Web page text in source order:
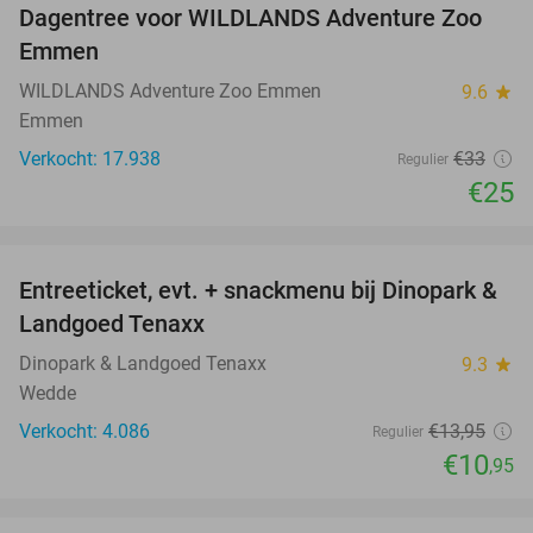
24%
Dagentree voor WILDLANDS Adventure Zoo
Emmen
WILDLANDS Adventure Zoo Emmen 9.6 star
Emmen
Verkocht: 17.938
Regulier €33
€25
22%
Entreeticket, evt. + snackmenu bij Dinopark &
Landgoed Tenaxx
Dinopark & Landgoed Tenaxx 9.3 star
Wedde
Verkocht: 4.086
Regulier €13,95
€10,95